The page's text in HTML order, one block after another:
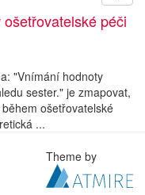
péči
"Vnímání hodnoty
sester." je zmapovat,
ošetřovatelské
...
Theme by